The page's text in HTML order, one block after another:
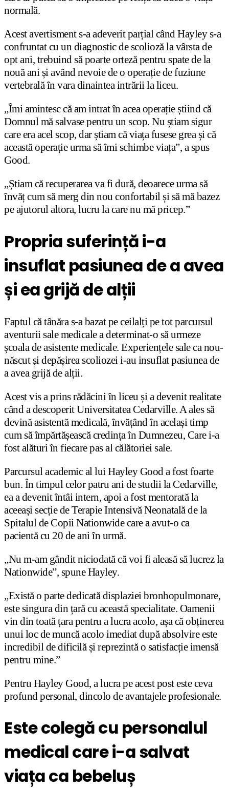
normală.
Acest avertisment s-a adeverit parțial când Hayley s-a
confruntat cu un diagnostic de scolioză la vârsta de
opt ani, trebuind să poarte orteză pentru spate de la
nouă ani și având nevoie de o operație de fuziune
vertebrală în vara dinaintea intrării la liceu.
„Îmi amintesc că am intrat în acea operație știind că
Domnul mă salvase pentru un scop. Nu știam sigur
care era acel scop, dar știam că viața fusese grea și că
această operație urma să îmi schimbe viața”, a spus
Good.
„Știam că recuperarea va fi dură, deoarece urma să
învăț cum să merg din nou confortabil și să mă bazez
pe ajutorul altora, lucru la care nu mă pricep.”
Propria suferință i-a
insuflat pasiunea de a avea
și ea grijă de alții
Faptul că tânăra s-a bazat pe ceilalți pe tot parcursul
aventurii sale medicale a determinat-o să urmeze
școala de asistente medicale. Experiențele sale ca nou-
născut și depășirea scoliozei i-au insuflat pasiunea de
a avea grijă de alții.
Acest vis a prins rădăcini în liceu și a devenit realitate
când a descoperit Universitatea Cedarville. A ales să
devină asistentă medicală, învățând în același timp
cum să împărtășească credința în Dumnezeu, Care i-a
fost alături în fiecare pas al călătoriei sale.
Parcursul academic al lui Hayley Good a fost foarte
bun. În timpul celor patru ani de studii la Cedarville,
ea a devenit întâi intern, apoi a fost mentorată la
aceeași secție de Terapie Intensivă Neonatală de la
Spitalul de Copii Nationwide care a avut-o ca
pacientă cu 20 de ani în urmă.
„Nu m-am gândit niciodată că voi fi aleasă să lucrez la
Nationwide”, spune Hayley.
„Există o parte dedicată displaziei bronhopulmonare,
este singura din țară cu această specialitate. Oamenii
vin din toată țara pentru a lucra acolo, așa că obținerea
unui loc de muncă acolo imediat după absolvire este
incredibil de dificilă și reprezintă o satisfacție imensă
pentru mine.”
Pentru Hayley Good, a lucra pe acest post este ceva
profund personal, dincolo de avantajele profesionale.
Este colegă cu personalul
medical care i-a salvat
viața ca bebeluș